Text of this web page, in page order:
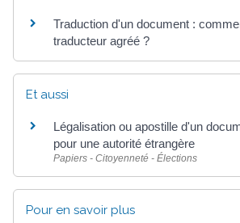
Traduction d'un document :
traducteur agréé ?
Et aussi
Légalisation ou apostille d'un
pour une autorité étrangère
Papiers - Citoyenneté - Élections
Pour en savoir plus